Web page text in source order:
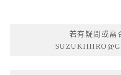
若有疑問或需